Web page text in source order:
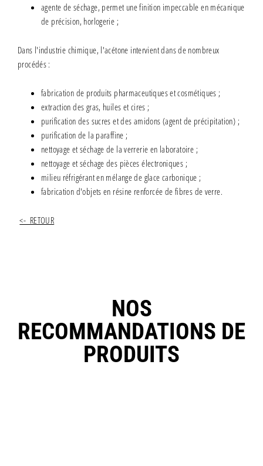
agente de séchage, permet une finition impeccable en mécanique
de précision, horlogerie ;
Dans l'industrie chimique, l'acétone intervient dans de nombreux
procédés :
fabrication de produits pharmaceutiques et cosmétiques ;
extraction des gras, huiles et cires ;
purification des sucres et des amidons (agent de précipitation) ;
purification de la paraffine ;
nettoyage et séchage de la verrerie en laboratoire ;
nettoyage et séchage des pièces électroniques ;
milieu réfrigérant en mélange de glace carbonique ;
fabrication d'objets en résine renforcée de fibres de verre.
<- RETOUR
NOS
RECOMMANDATIONS DE
PRODUITS